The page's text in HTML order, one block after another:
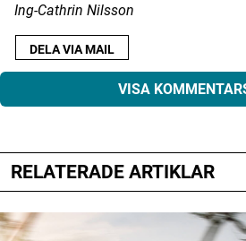
Ing-Cathrin Nilsson
DELA VIA MAIL
VISA
Din e-postadress kommer inte
Obligatoriska fält är märkta*
RELATERADE ARTIKLAR